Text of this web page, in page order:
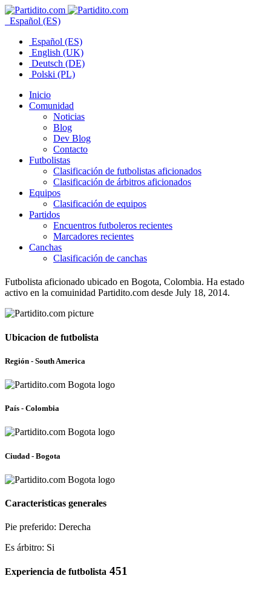
Español (ES)
Español (ES)
English (UK)
Deutsch (DE)
Polski (PL)
Inicio
Comunidad
Noticias
Blog
Dev Blog
Contacto
Futbolistas
Clasificación de futbolistas aficionados
Clasificación de árbitros aficionados
Equipos
Clasificación de equipos
Partidos
Encuentros futboleros recientes
Marcadores recientes
Canchas
Clasificación de canchas
Futbolista aficionado ubicado en Bogota, Colombia. Ha estado
activo en la comuinidad Partidito.com desde July 18, 2014.
Ubicacion de futbolista
Región - South America
País - Colombia
Ciudad - Bogota
Caracteristicas generales
Pie preferido: Derecha
Es árbitro: Si
Experiencia de futbolista 451